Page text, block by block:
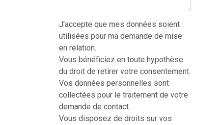
J'accepte que mes données soient
utilisées pour ma demande de mise
en relation.
Vous bénéficiez en toute hypothèse
du droit de retirer votre consentement.
Vos données personnelles sont
collectées pour le traitement de votre
demande de contact.
Vous disposez de droits sur vos